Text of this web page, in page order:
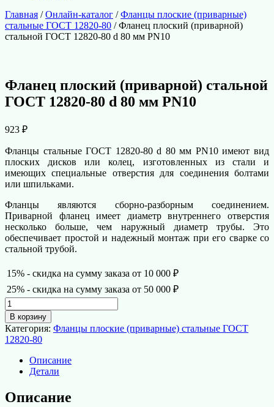
Главная /Онлайн-каталог /Фланцы плоские (приварные)
стальные ГОСТ 12820-80 / Фланец плоский (приварной)
стальной ГОСТ 12820-80 d 80 мм PN10
Фланец плоский (приварной) стальной
ГОСТ 12820-80 d 80 мм PN10
923 ₽
Фланцы стальные ГОСТ 12820-80 d 80 мм PN10 имеют вид
плоских дисков или колец, изготовленных из стали и
имеющих специальные отверстия для соединения болтами
или шпильками.
Фланцы являются сборно-разборным соединением.
Приварной фланец имеет диаметр внутреннего отверстия
несколько больше, чем наружный диаметр трубы. Это
обеспечивает простой и надежный монтаж при его сварке со
стальной трубой.
15% - скидка на сумму заказа от 10 000 ₽
25% - скидка на сумму заказа от 50 000 ₽
Количество
товара
Фланец
плоский
(приварной)
стальной
ГОСТ
12820-
80
d
В корзину
Категория: Фланцы плоские (приварные) стальные ГОСТ
12820-80
Описание
Детали
Описание